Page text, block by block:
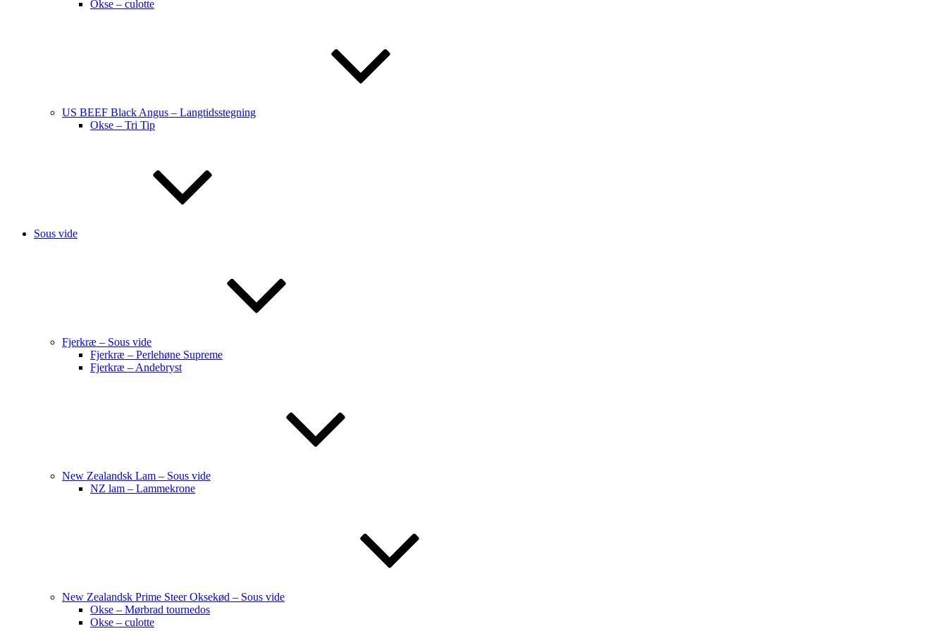
Okse – culotte
US BEEF Black Angus – Langtidsstegning
Okse – Tri Tip
Sous vide
Fjerkræ – Sous vide
Fjerkræ – Perlehøne Supreme
Fjerkræ – Andebryst
New Zealandsk Lam – Sous vide
NZ lam – Lammekrone
New Zealandsk Prime Steer Oksekød – Sous vide
Okse – Mørbrad tournedos
Okse – culotte